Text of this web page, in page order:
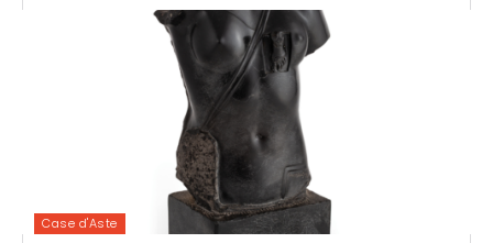
Case d'Aste